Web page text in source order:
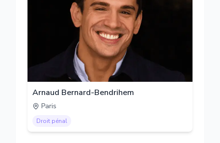
Arnaud Bernard-Bendrihem
Paris
Droit pénal